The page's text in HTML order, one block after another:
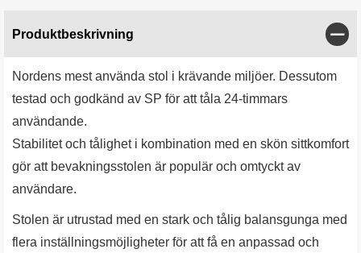
Produktbeskrivning
Nordens mest använda stol i krävande miljöer. Dessutom
testad och godkänd av SP för att tåla 24-timmars
användande.
Stabilitet och tålighet i kombination med en skön sittkomfort
gör att bevakningsstolen är populär och omtyckt av
användare.
Stolen är utrustad med en stark och tålig balansgunga med
flera inställningsmöjligheter för att få en anpassad och